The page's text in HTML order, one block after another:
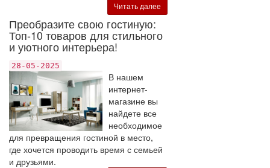
Читать далее
Преобразите свою гостиную:
Топ-10 товаров для стильного
и уютного интерьера!
28-05-2025
В нашем
интернет-
магазине вы
найдете все
необходимое
для превращения гостиной в место,
где хочется проводить время с семьей
и друзьями.